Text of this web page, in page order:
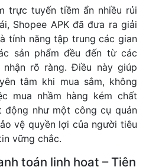
trực tuyến tiềm ẩn nhiều rủi
Shopee APK đã đưa ra giải
tính năng tập trung các gian
sản phẩm đều đến từ các
rõ ràng. Điều này giúp
tâm khi mua sắm, không
mua nhầm hàng kém chất
động như một công cụ quản
vệ quyền lợi của người tiêu
vững chắc.
toán linh hoạt – Tiện